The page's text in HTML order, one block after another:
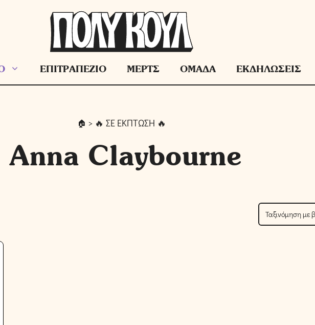
ΕΠΙΤΡΑΠΕΖΙΟ ΜΕΡΤΣ ΟΜΑΔΑ ΕΚΔΗΛΩΣΕΙΣ
> 🔥 ΣΕ ΕΚΠΤΩΣΗ 🔥
Anna Claybourne